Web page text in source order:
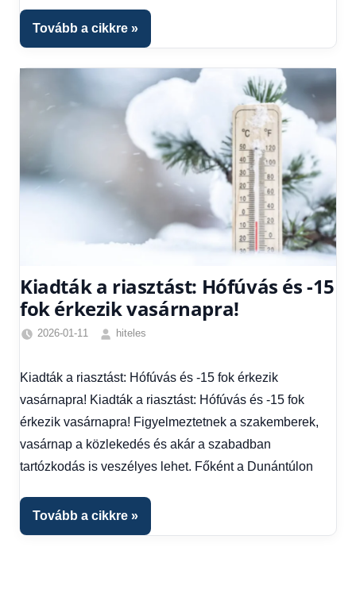
Tovább a cikkre
Kiadták a riasztást: Hófúvás és -15
fok érkezik vasárnapra!
2026-01-11
hiteles
Hírek ,
Hírek
1
kézből,
Kiadták a riasztást: Hófúvás és -15 fok érkezik
vasárnapra! Kiadták a riasztást: Hófúvás és -15 fok
érkezik vasárnapra! Figyelmeztetnek a szakemberek,
vasárnap a közlekedés és akár a szabadban
tartózkodás is veszélyes lehet. Főként a Dunántúlon
Tovább a cikkre